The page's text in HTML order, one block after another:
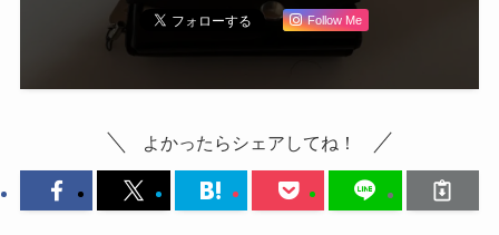
Follow Me
よかったらシェアしてね！